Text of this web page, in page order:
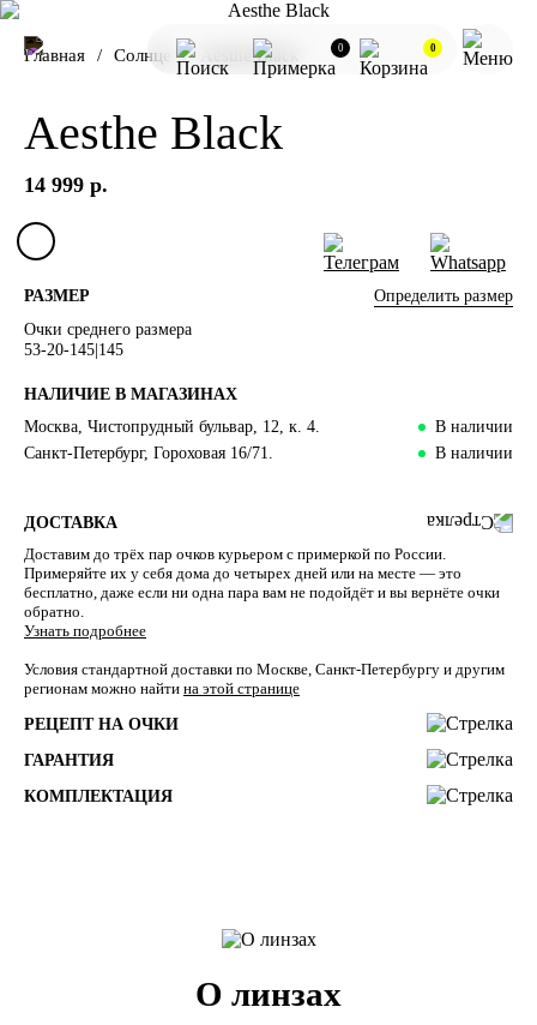
0 0
Главная Солнце Aesthe Black
Aesthe Black
14 999 р.
РАЗМЕР
Определить размер
Очки среднего размера
53-20-145|145
НАЛИЧИЕ В МАГАЗИНАХ
Москва, Чистопрудный бульвар, 12, к. 4.
В наличии
Санкт-Петербург, Гороховая 16/71.
В наличии
ДОСТАВКА
Доставим до трёх пар очков курьером с примеркой по России.
Примеряйте их у себя дома до четырех дней или на месте — это
бесплатно, даже если ни одна пара вам не подойдёт и вы вернёте очки
обратно.
Узнать подробнее
Условия стандартной доставки по Москве, Санкт-Петербургу и другим
регионам можно найти на этой странице
РЕЦЕПТ НА ОЧКИ
ГАРАНТИЯ
КОМПЛЕКТАЦИЯ
О линзах